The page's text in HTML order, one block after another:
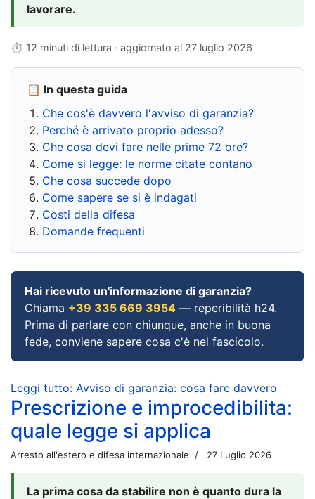
lavorare.
⏱ 12 minuti di lettura · aggiornato al 27 luglio 2026
📋 In questa guida
Che cos'è davvero l'avviso di garanzia?
Perché è arrivato proprio adesso?
Che cosa devi fare nelle prime 72 ore?
Come si legge: le norme citate contano
Che cosa succede dopo
Come sapere se si è indagati
Costi della difesa
Domande frequenti
Hai ricevuto un'informazione di garanzia?
Chiama +39 335 669 3954 — reperibilità h24.
Prima di parlare con chiunque, anche in buona
fede, conviene sapere cosa c'è nel fascicolo.
Leggi tutto: Avviso di garanzia: cosa fare davvero
Prescrizione e improcedibilita:
quale legge si applica
Arresto all'estero e difesa internazionale 27 Luglio 2026
La prima cosa da stabilire non è quanto dura la